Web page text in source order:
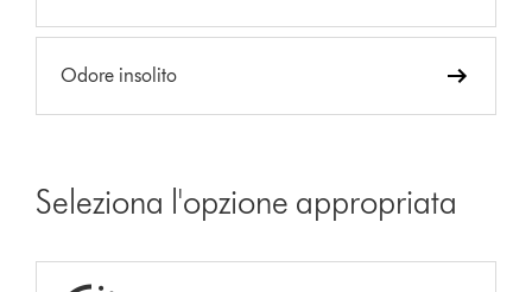
Odore insolito
Seleziona l'opzione appropriata